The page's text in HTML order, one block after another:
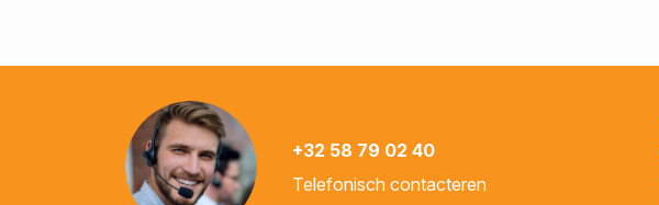
+32 58 79 02 40
Telefonisch contacteren